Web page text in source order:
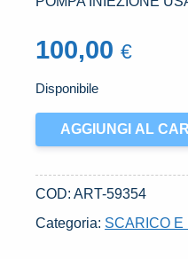
100,00€
Disponibile
POMPA
INIEZIONE
SUZUKI
VITARA
AGGIUNGI AL
COD:ART-59354
Categoria: SCARICO E